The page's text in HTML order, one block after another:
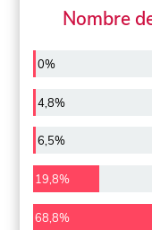
Nombre
0%
4,8%
6,5%
19,8%
68,8%